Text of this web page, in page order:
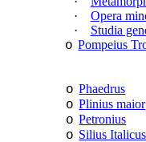
·
Opera
·
Studia
o Pompeius
o Phaedrus
o Plinius maior
o Petronius
o Silius Italicus